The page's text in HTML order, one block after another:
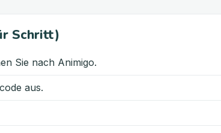
Schritt)
Sie nach Animigo.
aus.